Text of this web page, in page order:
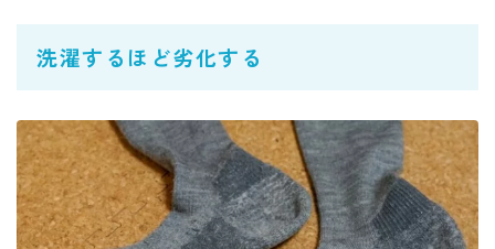
洗濯するほど劣化する